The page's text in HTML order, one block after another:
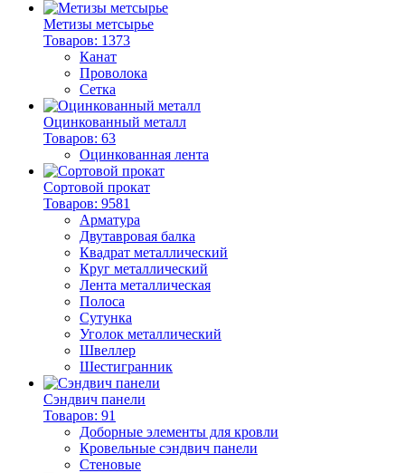
Метизы метсырье
Товаров: 1373
Канат
Проволока
Сетка
Оцинкованный металл
Товаров: 63
Оцинкованная лента
Сортовой прокат
Товаров: 9581
Арматура
Двутавровая балка
Квадрат металлический
Круг металлический
Лента металлическая
Полоса
Сутунка
Уголок металлический
Швеллер
Шестигранник
Сэндвич панели
Товаров: 91
Доборные элементы для кровли
Кровельные сэндвич панели
Стеновые